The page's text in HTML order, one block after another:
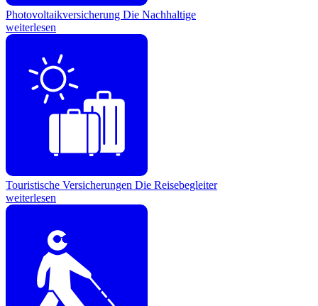
Photovoltaikversicherung Die Nachhaltige
weiterlesen
Touristische Versicherungen Die Reisebegleiter
weiterlesen